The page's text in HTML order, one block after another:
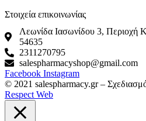
Στοιχεία επικοινωνίας
Λεωνίδα Ιασωνίδου 3, Περιοχή
54635
2311270795
salespharmacyshop@gmail.com
Facebook Instagram
© 2021 salespharmacy.gr –
Respect Web